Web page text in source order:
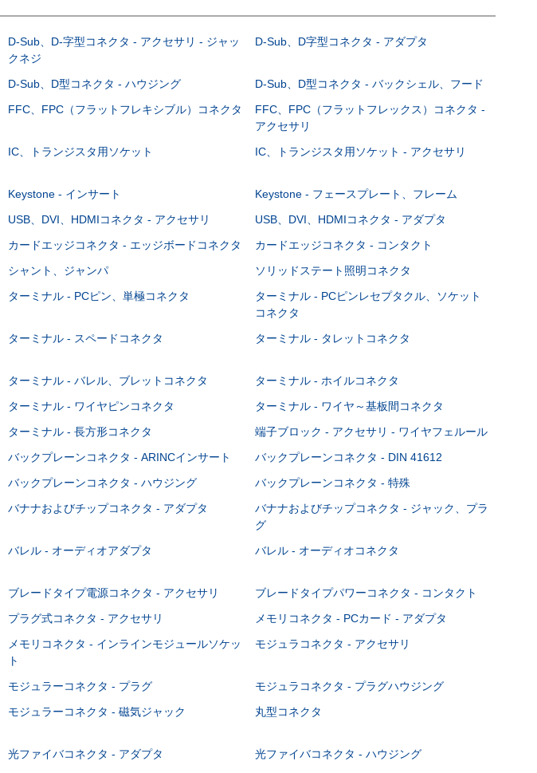
D-Sub、D-字型コネクタ - アクセサリ - ジャッ
クネジ
D-Sub、D字型コネクタ - アダプタ
D-Sub、D型コネクタ - ハウジング
D-Sub、D型コネクタ - バックシェル、フード
FFC、FPC（フラットフレキシブル）コネクタ
FFC、FPC（フラットフレックス）コネクタ -
アクセサリ
IC、トランジスタ用ソケット IC、トランジスタ用ソケット - アクセサリ
Keystone - インサート
Keystone - フェースプレート、フレーム
USB、DVI、HDMIコネクタ - アクセサリ
USB、DVI、HDMIコネクタ - アダプタ
カードエッジコネクタ - エッジボードコネクタ
カードエッジコネクタ - コンタクト
シャント、ジャンパ
ソリッドステート照明コネクタ
ターミナル - PCピン、単極コネクタ
ターミナル - PCピンレセプタクル、ソケット
コネクタ
ターミナル - スペードコネクタ ターミナル - タレットコネクタ
ターミナル - バレル、ブレットコネクタ
ターミナル - ホイルコネクタ
ターミナル - ワイヤピンコネクタ
ターミナル - ワイヤ～基板間コネクタ
ターミナル - 長方形コネクタ
端子ブロック - アクセサリ - ワイヤフェルール
バックプレーンコネクタ - ARINCインサート
バックプレーンコネクタ - DIN 41612
バックプレーンコネクタ - ハウジング
バックプレーンコネクタ - 特殊
バナナおよびチップコネクタ - アダプタ
バナナおよびチップコネクタ - ジャック、プラ
グ
バレル - オーディオアダプタ バレル - オーディオコネクタ
ブレードタイプ電源コネクタ - アクセサリ
ブレードタイプパワーコネクタ - コンタクト
プラグ式コネクタ - アクセサリ
メモリコネクタ - PCカード - アダプタ
メモリコネクタ - インラインモジュールソケッ
ト
モジュラコネクタ - アクセサリ
モジュラーコネクタ - プラグ
モジュラコネクタ - プラグハウジング
モジュラーコネクタ - 磁気ジャック 丸型コネクタ
光ファイバコネクタ - アダプタ
光ファイバコネクタ - ハウジング